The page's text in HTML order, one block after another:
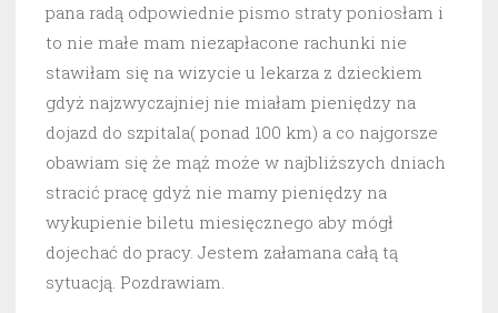
pana radą odpowiednie pismo straty poniosłam i
to nie małe mam niezapłacone rachunki nie
stawiłam się na wizycie u lekarza z dzieckiem
gdyż najzwyczajniej nie miałam pieniędzy na
dojazd do szpitala( ponad 100 km) a co najgorsze
obawiam się że mąż może w najbliższych dniach
stracić pracę gdyż nie mamy pieniędzy na
wykupienie biletu miesięcznego aby mógł
dojechać do pracy. Jestem załamana całą tą
sytuacją. Pozdrawiam.